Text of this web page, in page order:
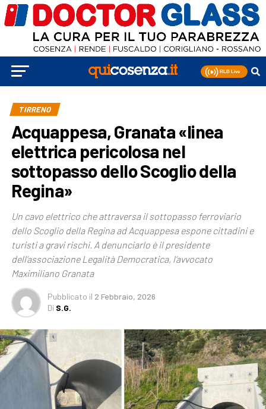
TIRRENO
Acquappesa, Granata «linea
elettrica pericolosa nel
sottopasso dello Scoglio della
Regina»
Un cavo elettrico che attraversa il sottopasso ferroviario
dello Scoglio della Regina ad Acquappesa espone cittadini e
turisti a gravi rischi. A denunciarlo è il presidente
dell’associazione Legalità Democratica, l’avvocato
Maximiliano Granata
Pubblicato il 2 Febbraio, 2026
Di S.G.